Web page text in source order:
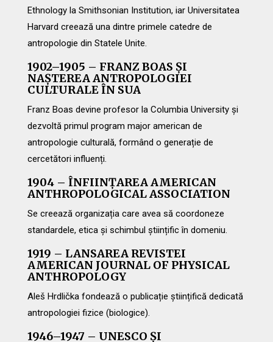
Ethnology la Smithsonian Institution, iar Universitatea
Harvard creează una dintre primele catedre de
antropologie din Statele Unite.
1902–1905 – FRANZ BOAS ȘI
NAȘTEREA ANTROPOLOGIEI
CULTURALE ÎN SUA
Franz Boas devine profesor la Columbia University și
dezvoltă primul program major american de
antropologie culturală, formând o generație de
cercetători influenți.
1904 – ÎNFIINȚAREA AMERICAN
ANTHROPOLOGICAL ASSOCIATION
Se creează organizația care avea să coordoneze
standardele, etica și schimbul științific în domeniu.
1919 – LANSAREA REVISTEI
AMERICAN JOURNAL OF PHYSICAL
ANTHROPOLOGY
Aleš Hrdlička fondează o publicație științifică dedicată
antropologiei fizice (biologice).
1946–1947 – UNESCO ȘI